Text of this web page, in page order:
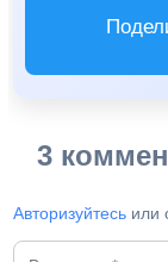
3
Авторизуйтесь или